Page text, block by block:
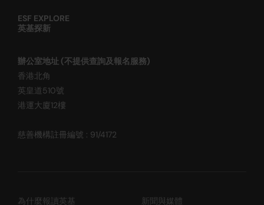
ESF EXPLORE
英基探新
辦公室地址 (不提供查詢及報名服務)
香港北角
英皇道510號
港運大廈12樓
慈善機構註冊編號 : 91/4172
為什麼報讀英基 新聞與媒體